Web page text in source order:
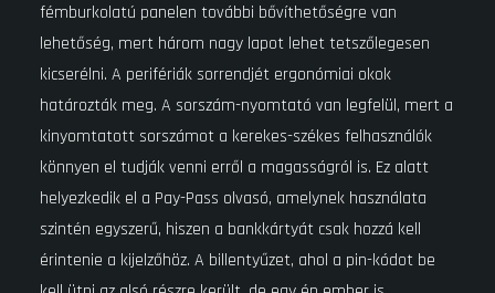
fémburkolatú panelen további bővíthetőségre van
lehetőség, mert három nagy lapot lehet tetszőlegesen
kicserélni. A perifériák sorrendjét ergonómiai okok
határozták meg. A sorszám-nyomtató van legfelül, mert a
kinyomtatott sorszámot a kerekes-székes felhasználók
könnyen el tudják venni erről a magasságról is. Ez alatt
helyezkedik el a Pay-Pass olvasó, amelynek használata
szintén egyszerű, hiszen a bankkártyát csak hozzá kell
érintenie a kijelzőhöz. A billentyűzet, ahol a pin-kódot be